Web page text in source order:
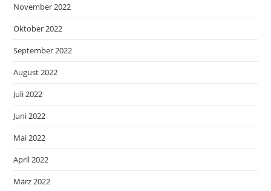
November 2022
Oktober 2022
September 2022
August 2022
Juli 2022
Juni 2022
Mai 2022
April 2022
März 2022